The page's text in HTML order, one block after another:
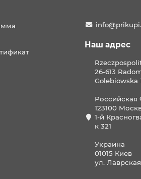
Наш адрес
26-613
Golebiowska
Российская
123100
1-й
к 321
Украина
01015 Киев
ул.